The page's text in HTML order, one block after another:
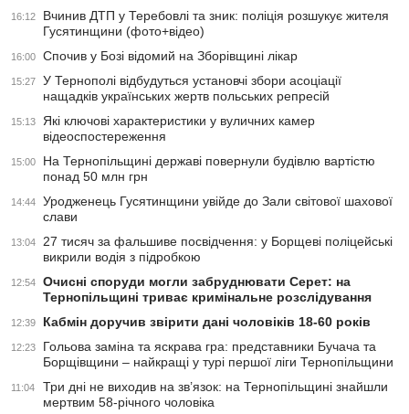
16:12
Вчинив ДТП у Теребовлі та зник: поліція розшукує жителя
Гусятинщини (фото+відео)
16:00 Спочив у Бозі відомий на Зборівщині лікар
15:27
У Тернополі відбудуться установчі збори асоціації
нащадків українських жертв польських репресій
15:13
Які ключові характеристики у вуличних камер
відеоспостереження
15:00
На Тернопільщині державі повернули будівлю вартістю
понад 50 млн грн
14:44
Уродженець Гусятинщини увійде до Зали світової шахової
слави
13:04
27 тисяч за фальшиве посвідчення: у Борщеві поліцейські
викрили водія з підробкою
12:54
Очисні споруди могли забруднювати Серет: на
Тернопільщині триває кримінальне розслідування
12:39 Кабмін доручив звірити дані чоловіків 18-60 років
12:23
Гольова заміна та яскрава гра: представники Бучача та
Борщівщини – найкращі у турі першої ліги Тернопільщини
11:04
Три дні не виходив на зв’язок: на Тернопільщині знайшли
мертвим 58-річного чоловіка